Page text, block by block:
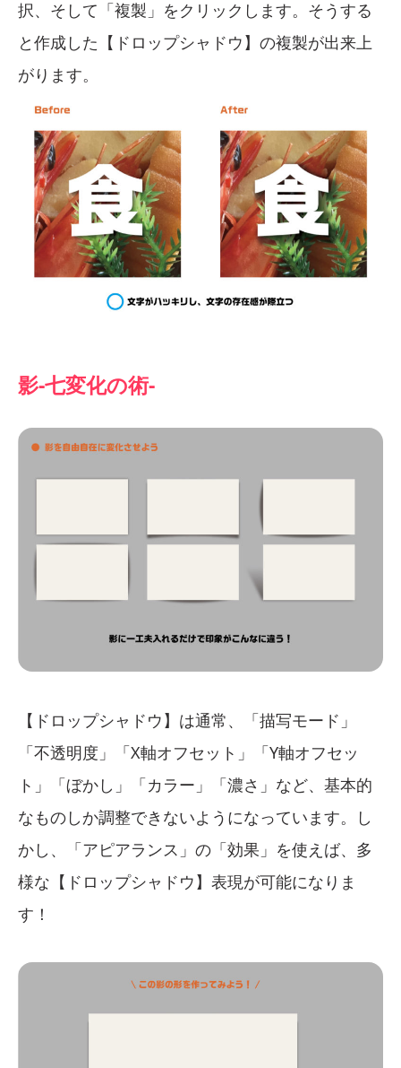
択、そして「複製」をクリックします。そうする
と作成した【ドロップシャドウ】の複製が出来上
がります。
影-七変化の術-
【ドロップシャドウ】は通常、「描写モード」
「不透明度」「X軸オフセット」「Y軸オフセッ
ト」「ぼかし」「カラー」「濃さ」など、基本的
なものしか調整できないようになっています。し
かし、「アピアランス」の「効果」を使えば、多
様な【ドロップシャドウ】表現が可能になりま
す！